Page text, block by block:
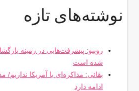
نوشته‌های تازه
روبیو: پیشرفت‌هایی در زمینه
شده است
بقائی: مذاکره‌ای با آمریکا نداریم/
ادامه دارد